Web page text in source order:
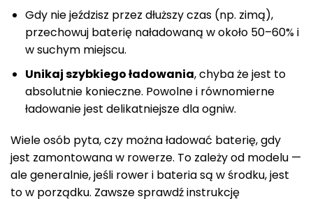
Gdy nie jeździsz przez dłuższy czas (np. zimą),
przechowuj baterię naładowaną w około 50–60% i
w suchym miejscu.
Unikaj szybkiego ładowania, chyba że jest to
absolutnie konieczne. Powolne i równomierne
ładowanie jest delikatniejsze dla ogniw.
Wiele osób pyta, czy można ładować baterię, gdy
jest zamontowana w rowerze. To zależy od modelu —
ale generalnie, jeśli rower i bateria są w środku, jest
to w porządku. Zawsze sprawdź instrukcję